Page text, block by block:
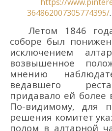
364862007305774395/.
Летом 1846
соборе был
исключением
возвышенное
мнению
ведавшего
придавало ей более
По-видимому, для
решения комитет
полом в алтарной